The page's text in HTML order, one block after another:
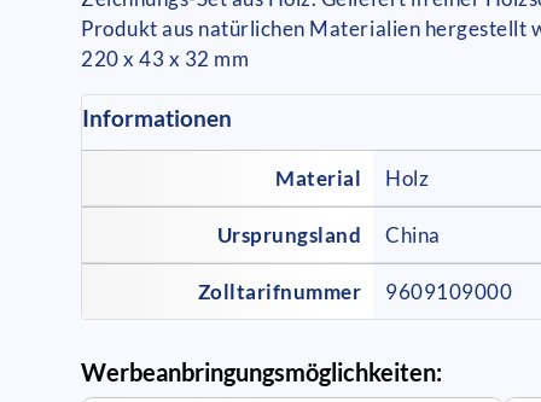
Produkt aus natürlichen Materialien hergestellt
220 x 43 x 32 mm
Informationen
Material Holz
Ursprungsland China
Zolltarifnummer 9609109000
Werbeanbringungsmöglichkeiten: